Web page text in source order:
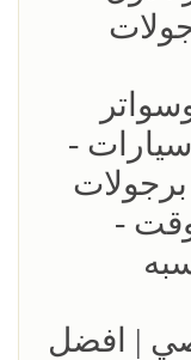
سيارات -
-
| افضل